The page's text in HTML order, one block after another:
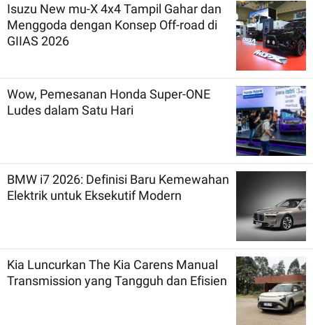
Isuzu New mu-X 4x4 Tampil Gahar dan
Menggoda dengan Konsep Off-road di
GIIAS 2026
Wow, Pemesanan Honda Super-ONE
Ludes dalam Satu Hari
BMW i7 2026: Definisi Baru Kemewahan
Elektrik untuk Eksekutif Modern
Kia Luncurkan The Kia Carens Manual
Transmission yang Tangguh dan Efisien